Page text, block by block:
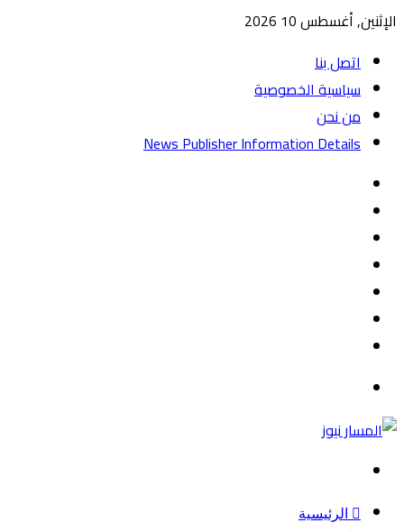
الإثنين, أغسطس 10 2026
اتصل بنا
سياسية الخصوصية
من نحن
News Publisher Information Details
الرئيسية